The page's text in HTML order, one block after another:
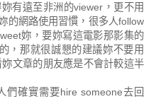
有遠至非洲的viewer，更不用
的網路使用習慣，很多人follow
妳，要妳寫這電影那影集的
，那就很誠懇的建議妳不要用
文章的朋友應是不會計較這半
們確實需要hire someone去回